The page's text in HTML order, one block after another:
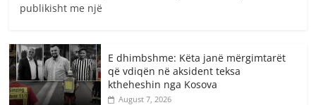
publikisht me një
E dhimbshme: Këta janë mërgimtarët
që vdiqën në aksident teksa
ktheheshin nga Kosova
August 7, 2026